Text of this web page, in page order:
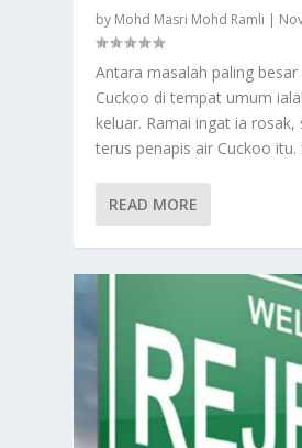
by Mohd Masri Mohd Ramli |
Antara masalah paling
Cuckoo di tempat umum
keluar. Ramai ingat ia
terus penapis air Cuckoo
READ MORE